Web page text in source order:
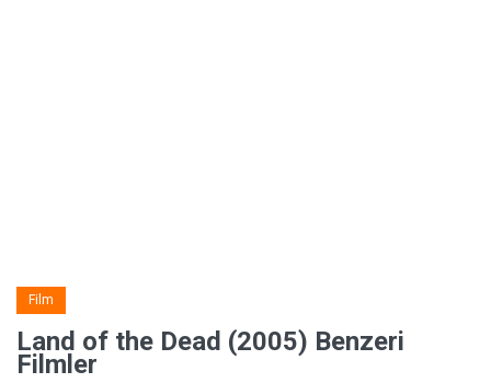
Film
Land of the Dead (2005) Benzeri
Filmler